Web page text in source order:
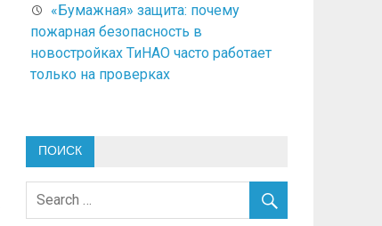
«Бумажная» защита: почему
пожарная безопасность в
новостройках ТиНАО часто работает
только на проверках
ПОИСК